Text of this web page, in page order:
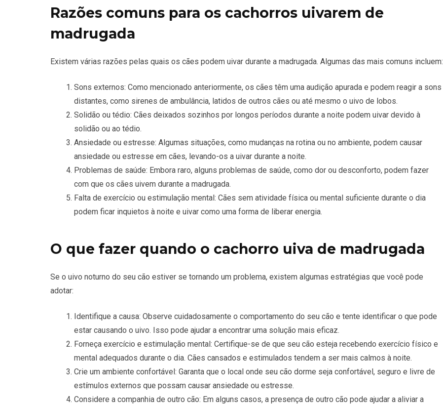
Razões comuns para os cachorros uivarem de
madrugada
Existem várias razões pelas quais os cães podem uivar durante a madrugada. Algumas das mais comuns incluem:
Sons externos: Como mencionado anteriormente, os cães têm uma audição apurada e podem reagir a sons
distantes, como sirenes de ambulância, latidos de outros cães ou até mesmo o uivo de lobos.
Solidão ou tédio: Cães deixados sozinhos por longos períodos durante a noite podem uivar devido à
solidão ou ao tédio.
Ansiedade ou estresse: Algumas situações, como mudanças na rotina ou no ambiente, podem causar
ansiedade ou estresse em cães, levando-os a uivar durante a noite.
Problemas de saúde: Embora raro, alguns problemas de saúde, como dor ou desconforto, podem fazer
com que os cães uivem durante a madrugada.
Falta de exercício ou estimulação mental: Cães sem atividade física ou mental suficiente durante o dia
podem ficar inquietos à noite e uivar como uma forma de liberar energia.
O que fazer quando o cachorro uiva de madrugada
Se o uivo noturno do seu cão estiver se tornando um problema, existem algumas estratégias que você pode
adotar:
Identifique a causa: Observe cuidadosamente o comportamento do seu cão e tente identificar o que pode
estar causando o uivo. Isso pode ajudar a encontrar uma solução mais eficaz.
Forneça exercício e estimulação mental: Certifique-se de que seu cão esteja recebendo exercício físico e
mental adequados durante o dia. Cães cansados e estimulados tendem a ser mais calmos à noite.
Crie um ambiente confortável: Garanta que o local onde seu cão dorme seja confortável, seguro e livre de
estímulos externos que possam causar ansiedade ou estresse.
Considere a companhia de outro cão: Em alguns casos, a presença de outro cão pode ajudar a aliviar a